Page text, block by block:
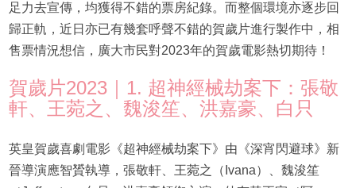
足力去宣傳，均獲得不錯的票房紀錄。而整個環境亦逐步回
歸正軌，近日亦已有幾套呼聲不錯的賀歲片進行製作中，相
售票情況想信，廣大市民對2023年的賀歲電影熱切期待！
賀歲片2023｜1. 超神經械劫案下：張敬
軒、王菀之、魏浚笙、洪嘉豪、白只
英皇賀歲喜劇電影《超神經械劫案下》由《深宵閃避球》新
晉導演應智贇執導，張敬軒、王菀之（Ivana）、魏浚笙